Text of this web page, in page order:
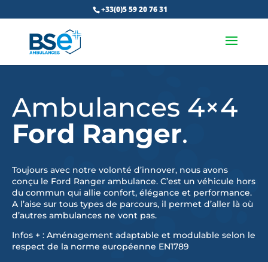
+33(0)5 59 20 76 31
Ambulances 4×4
Ford Ranger.
Toujours avec notre volonté d’innover, nous avons
conçu le Ford Ranger ambulance. C’est un véhicule hors
du commun qui allie confort, élégance et performance.
A l’aise sur tous types de parcours, il permet d’aller là où
d’autres ambulances ne vont pas.
Infos + : Aménagement adaptable et modulable selon le
respect de la norme européenne EN1789